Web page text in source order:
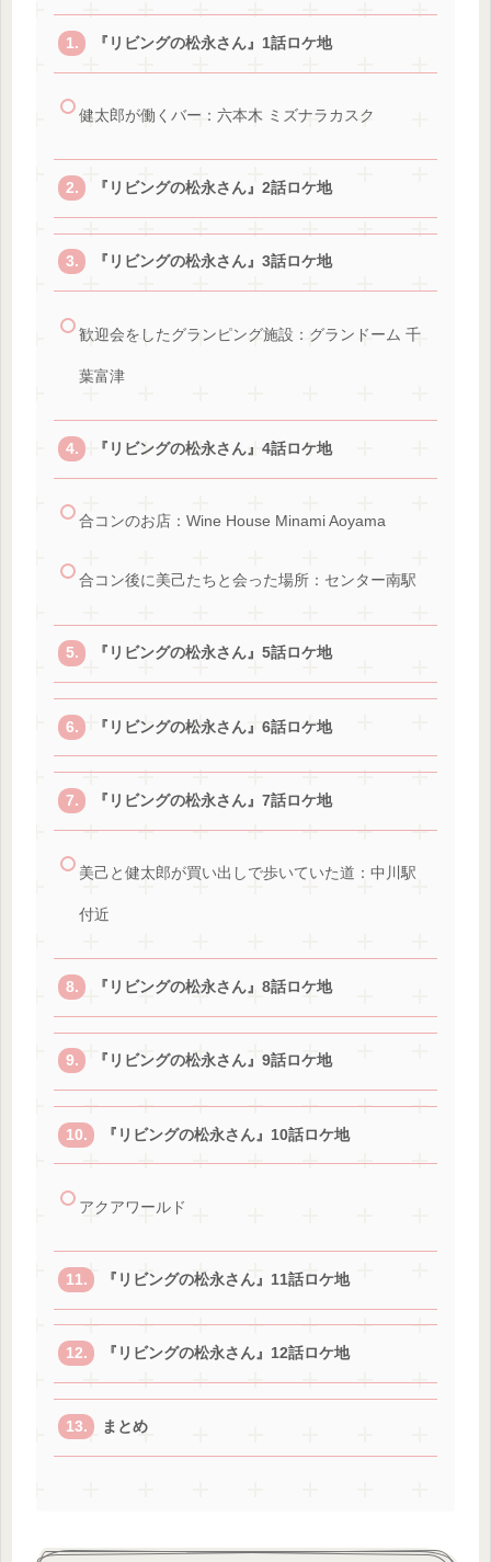
『リビングの松永さん』1話ロケ地
健太郎が働くバー：六本木 ミズナラカスク
『リビングの松永さん』2話ロケ地
『リビングの松永さん』3話ロケ地
歓迎会をしたグランピング施設：グランドーム 千
葉富津
『リビングの松永さん』4話ロケ地
合コンのお店：Wine House Minami Aoyama
合コン後に美己たちと会った場所：センター南駅
『リビングの松永さん』5話ロケ地
『リビングの松永さん』6話ロケ地
『リビングの松永さん』7話ロケ地
美己と健太郎が買い出しで歩いていた道：中川駅
付近
『リビングの松永さん』8話ロケ地
『リビングの松永さん』9話ロケ地
『リビングの松永さん』10話ロケ地
アクアワールド
『リビングの松永さん』11話ロケ地
『リビングの松永さん』12話ロケ地
まとめ